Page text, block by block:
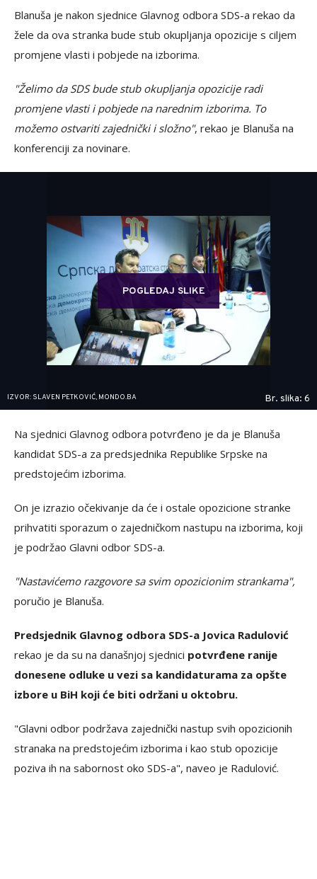
Blanuša je nakon sjednice Glavnog odbora SDS-a rekao da
žele da ova stranka bude stub okupljanja opozicije s ciljem
promjene vlasti i pobjede na izborima.
"Želimo da SDS bude stub okupljanja opozicije radi
promjene vlasti i pobjede na narednim izborima. To
možemo ostvariti zajednički i složno", rekao je Blanuša na
konferenciji za novinare.
POGLEDAJ SLIKE
IZVOR: SLAVEN PETKOVIĆ, MONDO.BA Br. slika: 6
Na sjednici Glavnog odbora potvrđeno je da je Blanuša
kandidat SDS-a za predsjednika Republike Srpske na
predstojećim izborima.
On je izrazio očekivanje da će i ostale opozicione stranke
prihvatiti sporazum o zajedničkom nastupu na izborima, koji
je podržao Glavni odbor SDS-a.
"Nastavićemo razgovore sa svim opozicionim strankama",
poručio je Blanuša.
Predsjednik Glavnog odbora SDS-a Jovica Radulović
rekao je da su na današnjoj sjednici potvrđene ranije
donesene odluke u vezi sa kandidaturama za opšte
izbore u BiH koji će biti održani u oktobru.
"Glavni odbor podržava zajednički nastup svih opozicionih
stranaka na predstojećim izborima i kao stub opozicije
poziva ih na sabornost oko SDS-a", naveo je Radulović.